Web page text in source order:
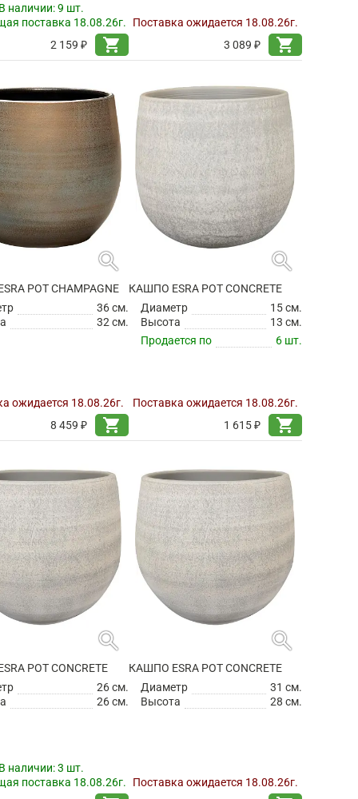
наличии:9 шт.
поставка 18.08.26г.
2 159 ₽
shopping_cart
Поставка ожидается 18.08.26г.
3 089 ₽
shopping_cart
search
POT CHAMPAGNE
36 см.
32 см.
ожидается 18.08.26г.
8 459 ₽
shopping_cart
search
КАШПО ESRA POT CONCRETE
Диаметр
15 см.
Высота
13 см.
Продается по
6 шт.
Поставка ожидается 18.08.26г.
1 615 ₽
shopping_cart
search
POT CONCRETE
26 см.
26 см.
наличии:3 шт.
поставка 18.08.26г.
search
КАШПО ESRA POT CONCRETE
Диаметр
31 см.
Высота
28 см.
Поставка ожидается 18.08.26г.